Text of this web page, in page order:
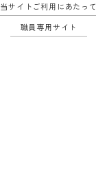
当サイトご利用にあたって
職員専用サイト